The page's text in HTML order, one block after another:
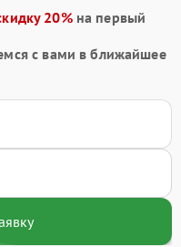
20%на первый
с вами в ближайшее